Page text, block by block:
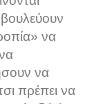
να
να
πρέπει να